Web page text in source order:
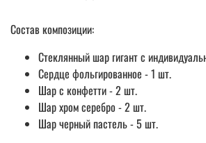
Состав композиции:
Стеклянный шар гигант с
Сердце фольгированное - 1 шт.
Шар с конфетти - 2 шт.
Шар хром серебро - 2 шт.
Шар черный пастель - 5 шт.